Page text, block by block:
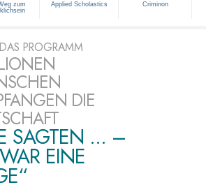
zum
Applied Scholastics Criminon
PROGRAMM
DIE
SAGTEN ... –
EINE